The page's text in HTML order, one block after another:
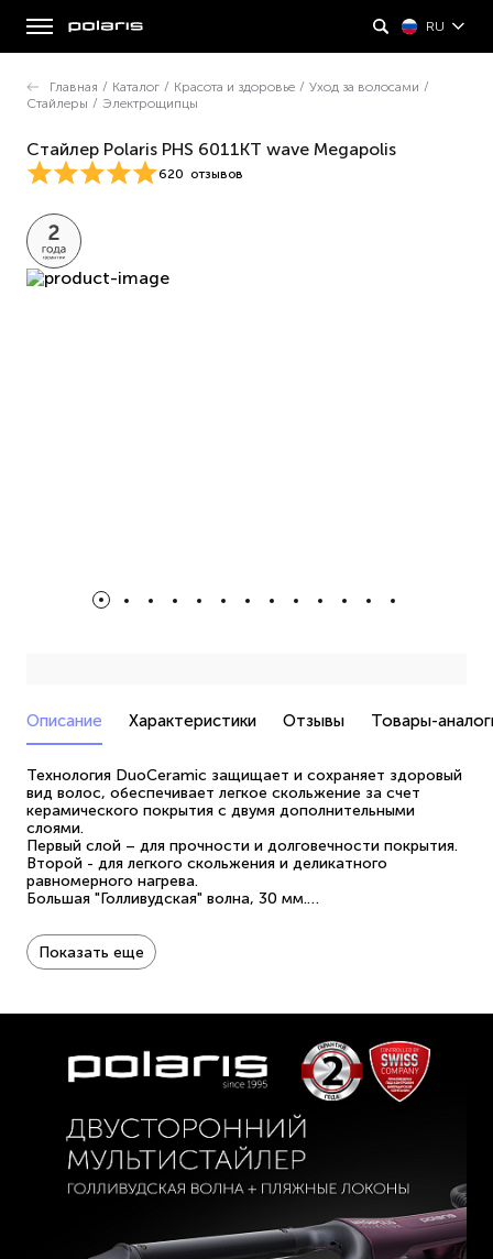
RU
Главная / Каталог / Красота и здоровье / Уход за волосами /
Стайлеры / Электрощипцы
Стайлер Polaris PHS 6011KT wave Megapolis
620 отзывов
Описание Характеристики Отзывы Товары-
Технология DuoCeramic защищает и сохраняет здоровый
вид волос, обеспечивает легкое скольжение за счет
керамического покрытия с двумя дополнительными
слоями.
Первый слой – для прочности и долговечности покрытия.
Второй - для легкого скольжения и деликатного
равномерного нагрева.
Большая "Голливудская" волна, 30 мм.
Цветовая индикация температурных режимов: 160-180-
200 ⁰С.
Переключатель температурных режимов.
Автоотключение через 60 мин.
Длина шнура: 1,8 м.
Показать еще